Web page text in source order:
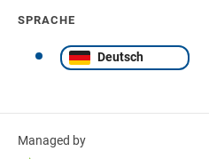
SPRACHE
Deutsch
Managed by